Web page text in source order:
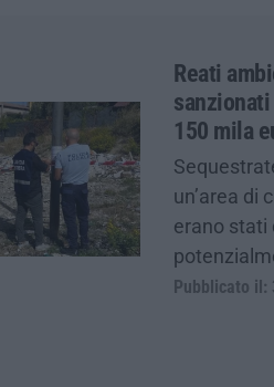
Reati
150 mila
un’area di
erano stati
Pubblicato il: